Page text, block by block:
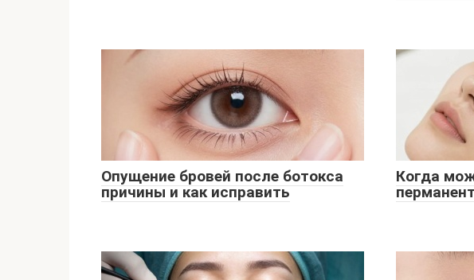
Опущение бровей после ботокса
причины и как исправить
Когда